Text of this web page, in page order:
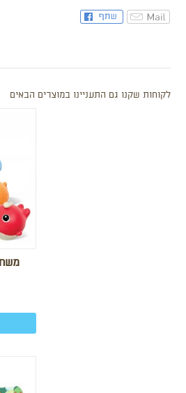
לקוחות שקנו גם התעניינו במוצרים הבאים